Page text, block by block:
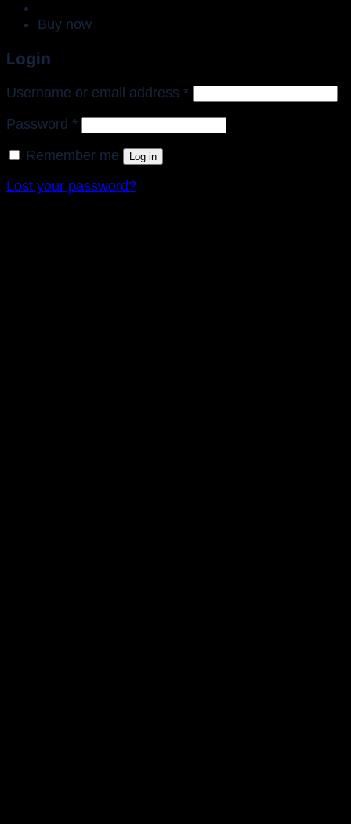
Buy now
Login
Username or email address *Required
Password *Required
Remember me Log in
Lost your password?